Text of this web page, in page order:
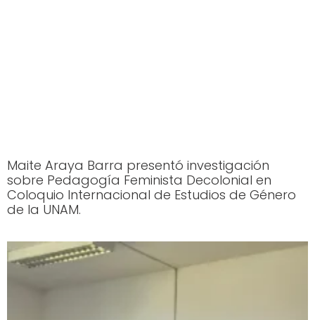
Maite Araya Barra presentó investigación
sobre Pedagogía Feminista Decolonial en
Coloquio Internacional de Estudios de Género
de la UNAM.